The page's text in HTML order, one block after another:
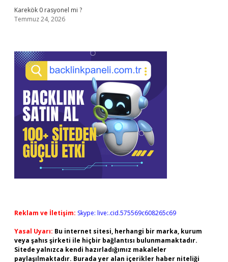
Karekök 0 rasyonel mi ?
Temmuz 24, 2026
Reklam ve İletişim: Skype: live:.cid.575569c608265c69
Yasal Uyarı: Bu internet sitesi, herhangi bir marka, kurum
veya şahıs şirketi ile hiçbir bağlantısı bulunmamaktadır.
Sitede yalnızca kendi hazırladığımız makaleler
paylaşılmaktadır. Burada yer alan içerikler haber niteliği